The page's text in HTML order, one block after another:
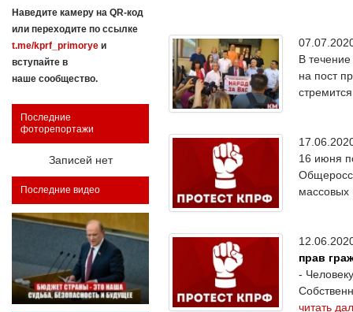
Наведите камеру на QR-код
или переходите по ссылке
t.me/kprf_primorye и
вступайте в
наше сообщество.
Последние
фоторепортажи
Записей нет
Последние видео
В
на пост
16 июня
массовых
прав
-
читать